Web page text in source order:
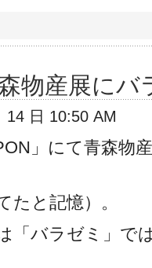
物産展にバ
14 日 10:50 AM
」にて青森物
たと記憶）。
「バラゼミ」で